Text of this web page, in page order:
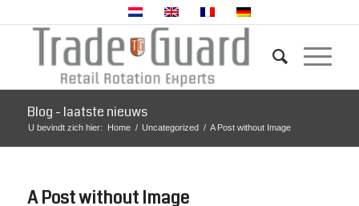
Blog - laatste nieuws
U bevindt zich hier: Home / Uncategorized / A Post without Image
A Post without Image